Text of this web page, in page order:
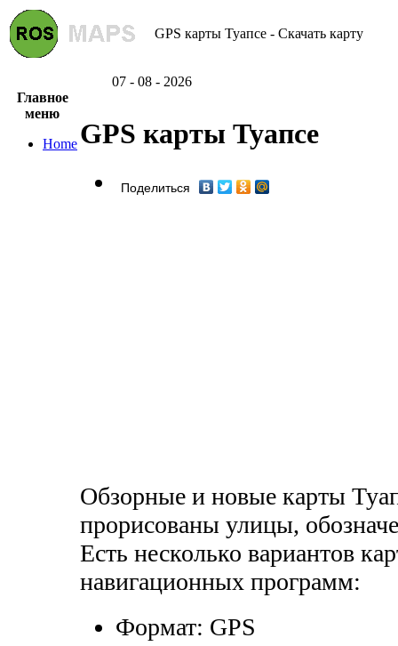
GPS карты Туапсе - Скачать карту
07 - 08 - 2026
Главное
меню
Home GPS карты Туапсе
Поделиться
Обзорные и новые карты
прорисованы улицы,
Есть несколько вариантов
навигационных программ:
Формат: GPS